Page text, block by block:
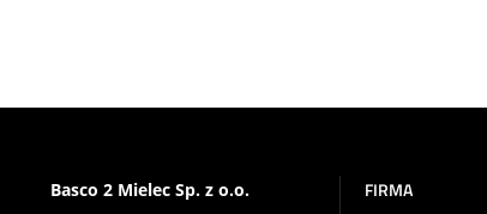
Basco 2 Mielec Sp. z o.o. FIRMA